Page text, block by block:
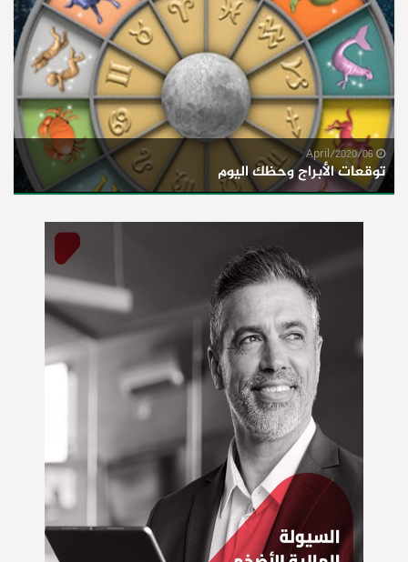
توقعات الأبراج وحظك اليوم